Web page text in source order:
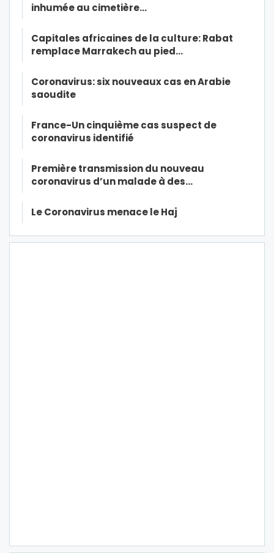
inhumée au cimetière…
Capitales africaines de la culture: Rabat
remplace Marrakech au pied…
Coronavirus: six nouveaux cas en Arabie
saoudite
France-Un cinquième cas suspect de
coronavirus identifié
Première transmission du nouveau
coronavirus d’un malade à des…
Le Coronavirus menace le Haj